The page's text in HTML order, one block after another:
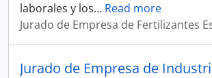
laborales y los… Read more
Jurado de Empresa de Fertilizantes